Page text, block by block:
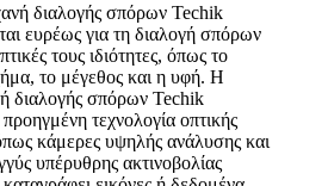
διαλογής σπόρων Techik
ευρέως για τη διαλογή σπόρων
τους ιδιότητες, όπως το
το μέγεθος και η υφή. Η
διαλογής σπόρων Techik
προηγμένη τεχνολογία οπτικής
κάμερες υψηλής ανάλυσης και
υπέρυθρης ακτινοβολίας